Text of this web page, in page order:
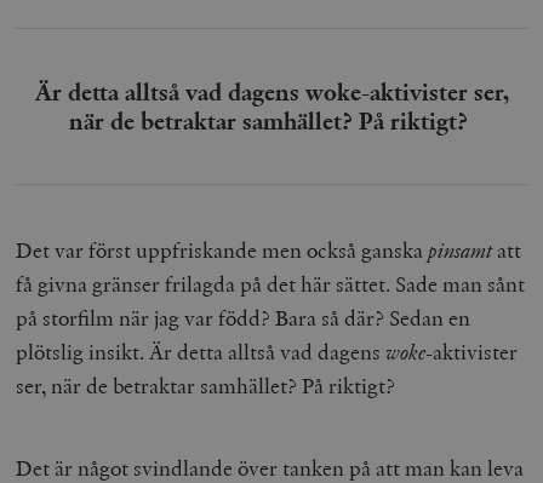
Är detta alltså vad dagens woke-aktivister ser,
när de betraktar samhället? På riktigt?
Det var först uppfriskande men också ganskapinsamtatt
få givna gränser frilagda på det här sättet. Sade man sånt
på storfilm när jag var född? Bara så där? Sedan en
plötslig insikt. Är detta alltså vad dagenswoke-aktivister
ser, när de betraktar samhället? På riktigt?
Det är något svindlande över tanken på att man kan leva